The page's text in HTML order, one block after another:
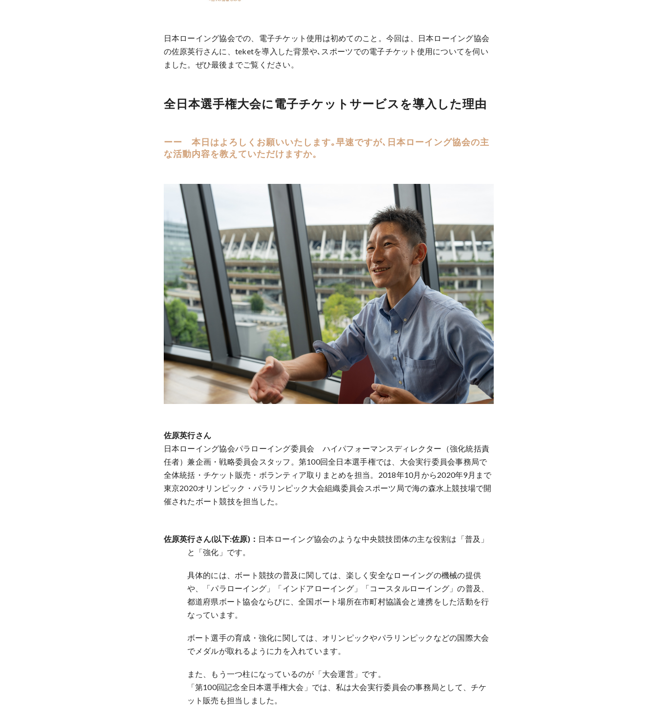
日本ローイング協会での、電子チケット使用は初めてのこと。今回は、日本ローイング協会
の佐原英行さんに、teketを導入した背景や､スポーツでの電子チケット使用についてを伺い
ました。ぜひ最後までご覧ください。
全日本選手権大会に電子チケットサービスを導入した理由
ーー 本日はよろしくお願いいたします｡早速ですが､日本ローイング協会の主
な活動内容を教えていただけますか。
佐原英行さん
日本ローイング協会パラローイング委員会 ハイパフォーマンスディレクター（強化統括責
任者）兼企画・戦略委員会スタッフ。第100回全日本選手権では、大会実行委員会事務局で
全体統括・チケット販売・ボランティア取りまとめを担当。2018年10月から2020年9月まで
東京2020オリンピック・パラリンピック大会組織委員会スポーツ局で海の森水上競技場で開
催されたボート競技を担当した。
佐原英行さん(以下:佐原)： 日本ローイング協会のような中央競技団体の主な役割は「普及」
と「強化」です。
具体的には、ボート競技の普及に関しては、楽しく安全なローイングの機械の提供
や、「パラローイング」「インドアローイング」「コースタルローイング」の普及、
都道府県ボート協会ならびに、全国ボート場所在市町村協議会と連携をした活動を行
なっています。
ボート選手の育成・強化に関しては、オリンピックやパラリンピックなどの国際大会
でメダルが取れるように力を入れています。
また、もう一つ柱になっているのが「大会運営」です。
「第100回記念全日本選手権大会」では、私は大会実行委員会の事務局として、チケ
ット販売も担当しました。